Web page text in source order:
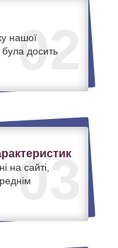
02
нашої
досить
03
на сайті,